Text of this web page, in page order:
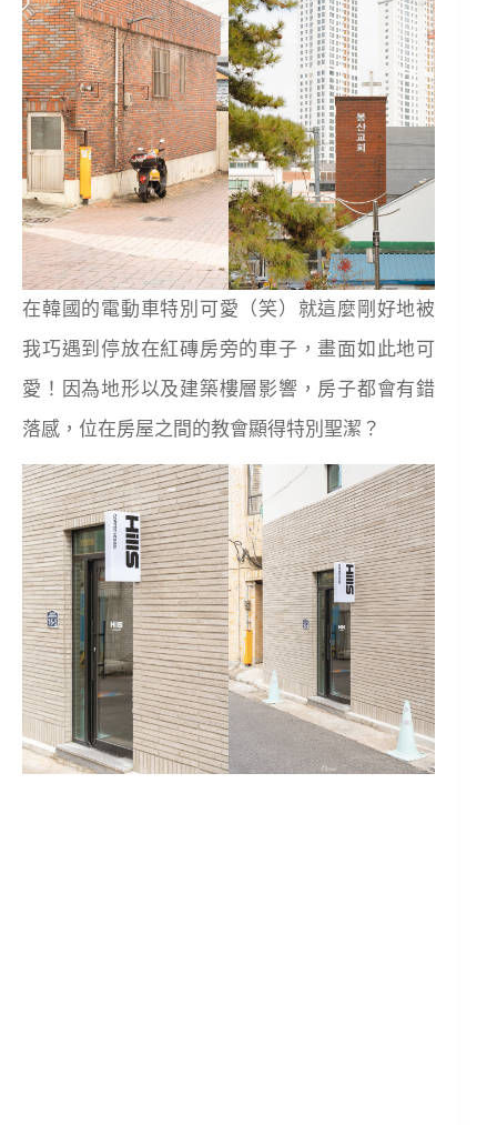
在韓國的電動車特別可愛（笑）就這麼剛好地被
我巧遇到停放在紅磚房旁的車子，畫面如此地可
愛！因為地形以及建築樓層影響，房子都會有錯
落感，位在房屋之間的教會顯得特別聖潔？